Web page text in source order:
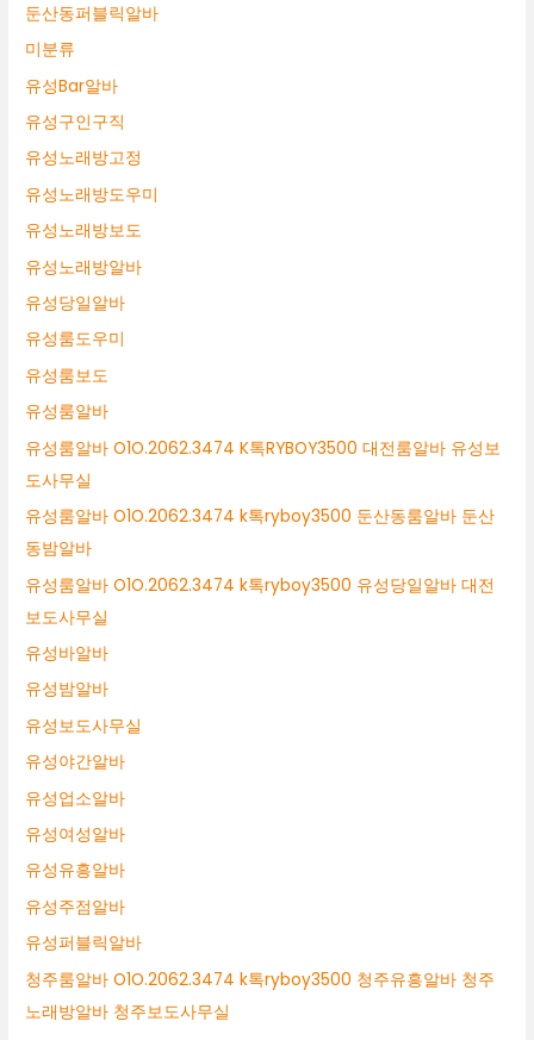
둔산동퍼블릭알바
미분류
유성Bar알바
유성구인구직
유성노래방고정
유성노래방도우미
유성노래방보도
유성노래방알바
유성당일알바
유성룸도우미
유성룸보도
유성룸알바
유성룸알바 O1O.2062.3474 K톡RYBOY3500 대전룸알바 유성보
도사무실
유성룸알바 O1O.2062.3474 k톡ryboy3500 둔산동룸알바 둔산
동밤알바
유성룸알바 O1O.2062.3474 k톡ryboy3500 유성당일알바 대전
보도사무실
유성바알바
유성밤알바
유성보도사무실
유성야간알바
유성업소알바
유성여성알바
유성유흥알바
유성주점알바
유성퍼블릭알바
청주룸알바 O1O.2062.3474 k톡ryboy3500 청주유흥알바 청주
노래방알바 청주보도사무실